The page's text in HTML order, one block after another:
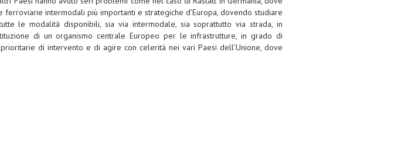
intermodali più importanti e strategiche d’Europa, dovendo studiare
le modalità disponibili, sia via intermodale, sia soprattutto via strada, in
di un organismo centrale Europeo per le infrastrutture, in grado di
di intervento e di agire con celerità nei vari Paesi dell’Unione, dove